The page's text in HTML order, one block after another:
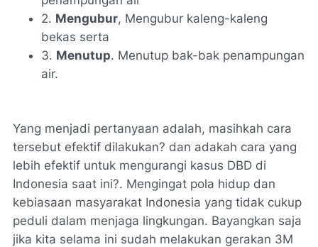
2. Mengubur, Mengubur kaleng-kaleng
bekas serta
3. Menutup. Menutup bak-bak penampungan
air.
Yang menjadi pertanyaan adalah, masihkah cara
tersebut efektif dilakukan? dan adakah cara yang
lebih efektif untuk mengurangi kasus DBD di
Indonesia saat ini?. Mengingat pola hidup dan
kebiasaan masyarakat Indonesia yang tidak cukup
peduli dalam menjaga lingkungan. Bayangkan saja
jika kita selama ini sudah melakukan gerakan 3M